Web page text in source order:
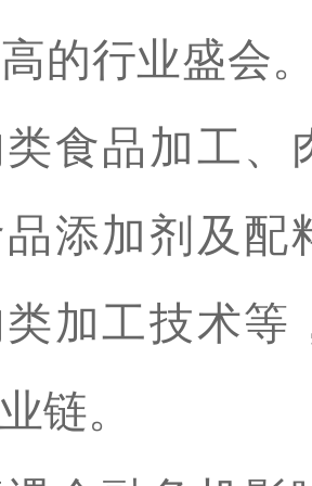
的行业盛会
食品加工、
添加剂及配
加工技术等
链。